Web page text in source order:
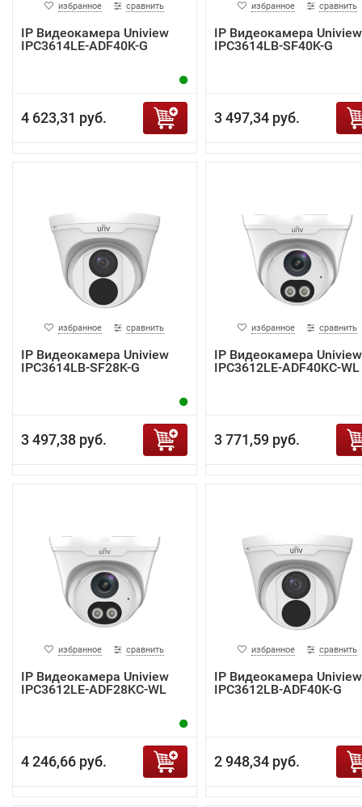
избранное сравнить
IP Видеокамера Uniview
IPC3614LE-ADF40K-G
4 623,31 руб.
избранное сравнить
IP Видеокамера Uniview
IPC3614LB-SF40K-G
3 497,34 руб.
избранное сравнить
IP Видеокамера Uniview
IPC3614LB-SF28K-G
3 497,38 руб.
избранное сравнить
IP Видеокамера Uniview
IPC3612LE-ADF40KC-WL
3 771,59 руб.
избранное сравнить
IP Видеокамера Uniview
IPC3612LE-ADF28KC-WL
4 246,66 руб.
избранное сравнить
IP Видеокамера Uniview
IPC3612LB-ADF40K-G
2 948,34 руб.